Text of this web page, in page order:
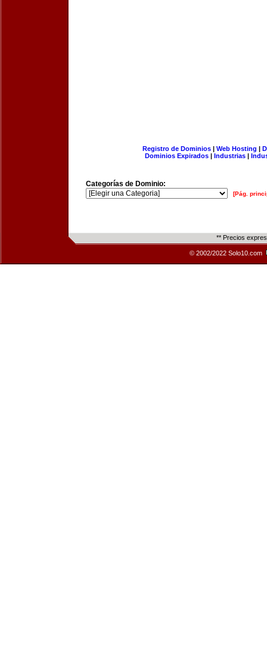
Registro de Dominios| Web Hosting |
Dominios Expirados | Industrias |
Categorías de Dominio:
[Pág.
** Precios
© 2002/2022 Solo10.com